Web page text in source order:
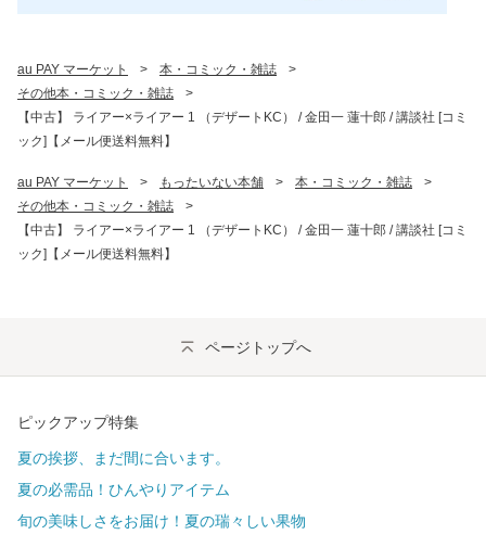
au PAY マーケット > 本・コミック・雑誌
>
その他本・コミック・雑誌
>
【中古】 ライアー×ライアー 1 （デザートKC） / 金田一 蓮十郎 / 講談社 [コミ
ック]【メール便送料無料】
au PAY マーケット > もったいない本舗 > 本・コミック・雑誌
>
その他本・コミック・雑誌
>
【中古】 ライアー×ライアー 1 （デザートKC） / 金田一 蓮十郎 / 講談社 [コミ
ック]【メール便送料無料】
ページトップへ
ピックアップ特集
夏の挨拶、まだ間に合います。
夏の必需品！ひんやりアイテム
旬の美味しさをお届け！夏の瑞々しい果物